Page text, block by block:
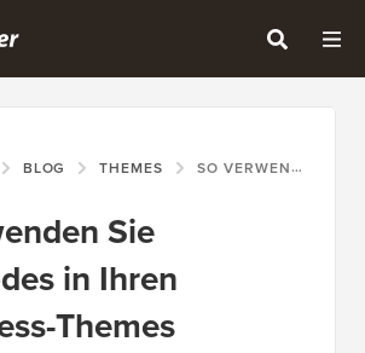
BLOG THEMES SO VERWENDEN SIE SHORTCODES IN IHREN WORDPRESS-THEMES
Sie
in Ihren
Themes